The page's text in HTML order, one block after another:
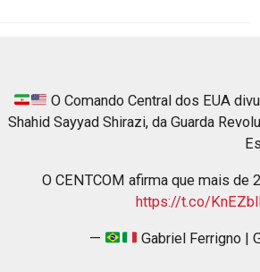
O Comando Central dos EUA
Shahid Sayyad Shirazi, da Guarda
O CENTCOM afirma que mais de
https://t.co/
— Gabriel Ferrigno |